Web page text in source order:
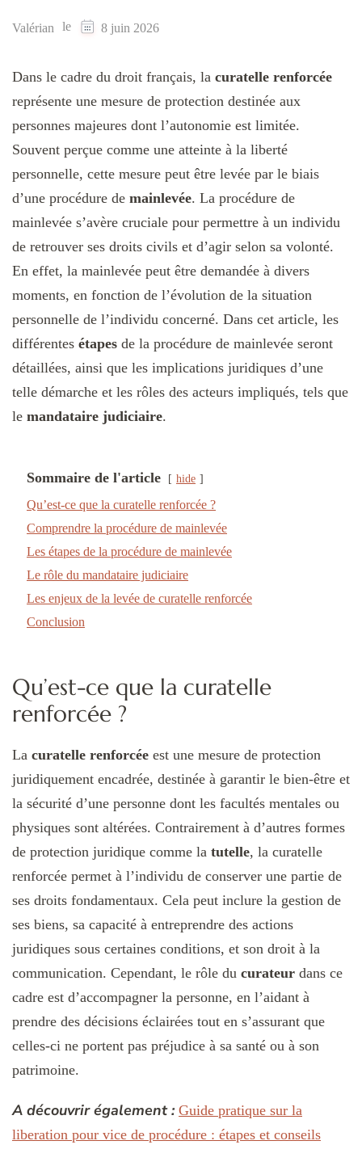
Valérian le 8 juin 2026
Dans le cadre du droit français, la curatelle renforcée
représente une mesure de protection destinée aux
personnes majeures dont l’autonomie est limitée.
Souvent perçue comme une atteinte à la liberté
personnelle, cette mesure peut être levée par le biais
d’une procédure de mainlevée. La procédure de
mainlevée s’avère cruciale pour permettre à un individu
de retrouver ses droits civils et d’agir selon sa volonté.
En effet, la mainlevée peut être demandée à divers
moments, en fonction de l’évolution de la situation
personnelle de l’individu concerné. Dans cet article, les
différentes étapes de la procédure de mainlevée seront
détaillées, ainsi que les implications juridiques d’une
telle démarche et les rôles des acteurs impliqués, tels que
le mandataire judiciaire.
Sommaire de l'article hide
Qu’est-ce que la curatelle renforcée ?
Comprendre la procédure de mainlevée
Les étapes de la procédure de mainlevée
Le rôle du mandataire judiciaire
Les enjeux de la levée de curatelle renforcée
Conclusion
Qu’est-ce que la curatelle
renforcée ?
La curatelle renforcée est une mesure de protection
juridiquement encadrée, destinée à garantir le bien-être et
la sécurité d’une personne dont les facultés mentales ou
physiques sont altérées. Contrairement à d’autres formes
de protection juridique comme la tutelle, la curatelle
renforcée permet à l’individu de conserver une partie de
ses droits fondamentaux. Cela peut inclure la gestion de
ses biens, sa capacité à entreprendre des actions
juridiques sous certaines conditions, et son droit à la
communication. Cependant, le rôle du curateur dans ce
cadre est d’accompagner la personne, en l’aidant à
prendre des décisions éclairées tout en s’assurant que
celles-ci ne portent pas préjudice à sa santé ou à son
patrimoine.
A découvrir également : Guide pratique sur la
liberation pour vice de procédure : étapes et conseils